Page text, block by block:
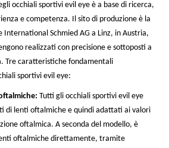
occhiali sportivi evil eye è a base di ricerca,
e competenza. Il sito di produzione è la
International Schmied AG a Linz, in Austria,
realizzati con precisione e sottoposti a
Tre caratteristiche fondamentali
sportivi evil eye:
: Tutti gli occhiali sportivi evil eye
di lenti oftalmiche e quindi adattati ai valori
oftalmica. A seconda del modello, è
oftalmiche direttamente, tramite